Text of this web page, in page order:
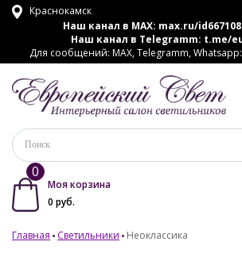
Краснокамск
Наш канал в MAX: max.ru/
Наш канал в Telegramm: t.me/
Для сообщений: MAX, Telegramm,
0
Моя корзина
0 руб.
Главная Светильники Неоклассика